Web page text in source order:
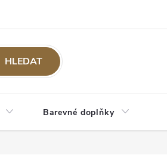
HLEDAT
Barevné doplňky